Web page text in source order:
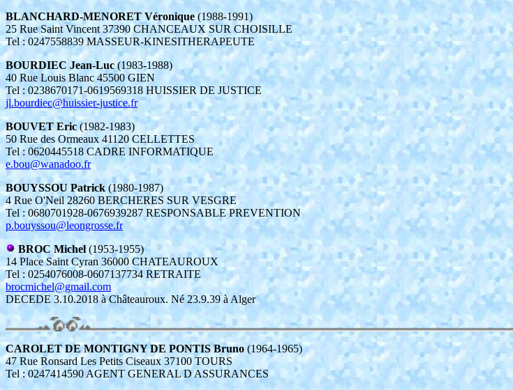
BLANCHARD-MENORET Véronique(1988-1991)
25 Rue Saint Vincent 37390 CHANCEAUX SUR CHOISILLE
Tel : 0247558839 MASSEUR-KINESITHERAPEUTE
BOURDIEC Jean-Luc(1983-1988)
40 Rue Louis Blanc 45500 GIEN
Tel : 0238670171-0619569318 HUISSIER DE JUSTICE
jl.bourdiec@huissier-justice.fr
BOUVET Eric(1982-1983)
50 Rue des Ormeaux 41120 CELLETTES
Tel : 0620445518 CADRE INFORMATIQUE
e.bou@wanadoo.fr
BOUYSSOU Patrick (1980-1987)
4 Rue O'Neil 28260 BERCHERES SUR VESGRE
Tel : 0680701928-0676939287 RESPONSABLE PREVENTION
p.bouyssou@leongrosse.fr
BROC Michel(1953-1955)
14 Place Saint Cyran 36000 CHATEAUROUX
Tel : 0254076008-0607137734 RETRAITE
brocmichel@gmail.com
DECEDE 3.10.2018 à Châteauroux. Né 23.9.39 à Alger
CAROLET DE MONTIGNY DE PONTIS Bruno (1964-1965)
47 Rue Ronsard Les Petits Ciseaux 37100 TOURS
Tel : 0247414590 AGENT GENERAL D ASSURANCES